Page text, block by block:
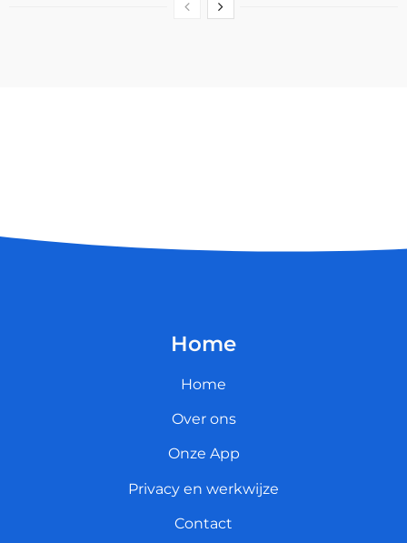
Home
Home
Over ons
Onze App
Privacy en werkwijze
Contact